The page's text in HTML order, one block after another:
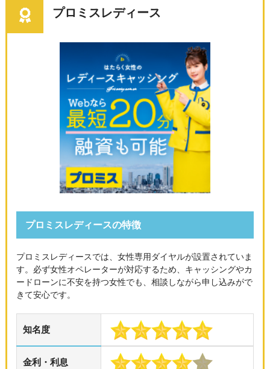
プロミスレディース
プロミスレディースの特徴
プロミスレディースでは、女性専用ダイヤルが設置されていま
す。必ず女性オペレーターが対応するため、キャッシングやカ
ードローンに不安を持つ女性でも、相談しながら申し込みがで
きて安心です。
知名度
金利・利息